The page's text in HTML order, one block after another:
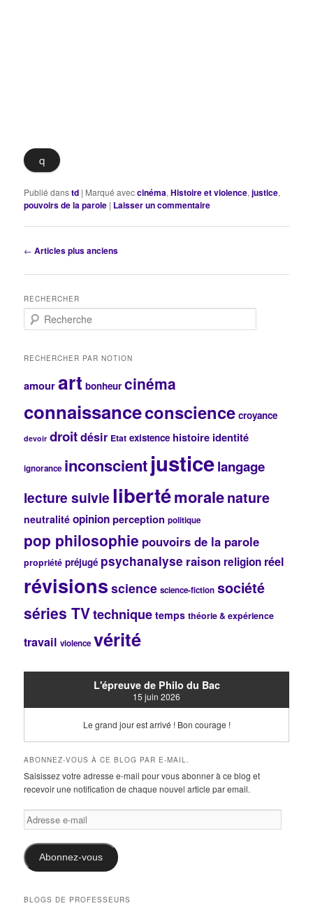
q
Publié danstd | Marqué aveccinéma,Histoire et violence,justice,
pouvoirs de la parole | Laisser un commentaire
Navigation
articles
← Articles plus anciens
RECHERCHER
e
h
h
e
RECHERCHER PAR NOTION
amourart bonheur cinéma
connaissanceconscience croyance
devoir droitdésir Etat existence histoire identité
ignorance inconscientjusticelangage
lecture suivie libertémoralenature
neutralité opinionperception politique
pop philosophie pouvoirs de la parole
propriété préjugé psychanalyse raison religion réel
révisions science science-fiction société
séries TVtechnique temps théorie & expérience
travail violence vérité
L'épreuve de Philo du Bac
15 juin 2026
Le grand jour est arrivé ! Bon courage !
ABONNEZ-VOUS À CE BLOG PAR E-MAIL.
Saisissez votre adresse e-mail pour vous abonner à ce blog et
recevoir une notification de chaque nouvel article par email.
Adresse
e-
mail
Abonnez-vous
BLOGS DE PROFESSEURS